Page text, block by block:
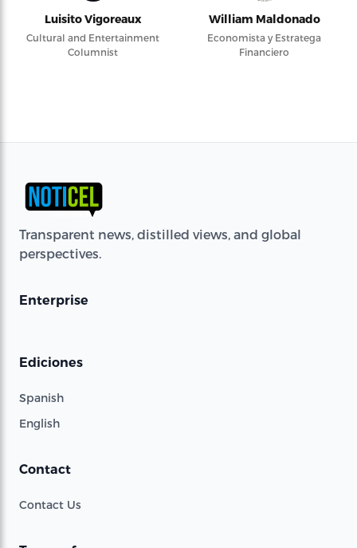
Luisito Vigoreaux
Cultural and Entertainment
Columnist
William Maldonado
Economista y Estratega
Financiero
Transparent news, distilled views, and global
perspectives.
Enterprise
Ediciones
Spanish
English
Contact
Contact Us